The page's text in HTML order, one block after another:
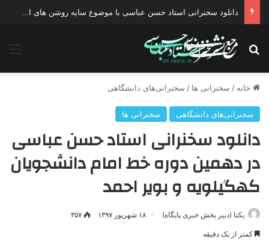
دانلود سخنرانی استاد حسن عباسی با موضوع سایه روشن های انتخاب یک نامزد اصلح
جستجو برای
خانه / سخنرانی ها / سخنرانی‌های دانشگاهی
سخنرانی‌های دانشگاهی سخنرانی ها
دانلود سخنرانی استاد حسن عباسی
در دهمین دوره خط امام دانشجویان
کهگیلویه و بویر احمد
یکتا (دبیر بخش خبری پایگاه) ۱۸ شهریور ۱۳۹۷ ۳۵۷
کمتر از یک دقیقه